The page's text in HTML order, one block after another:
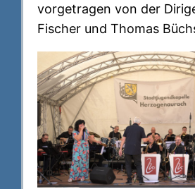
vorgetragen von der
Fischer und Thomas